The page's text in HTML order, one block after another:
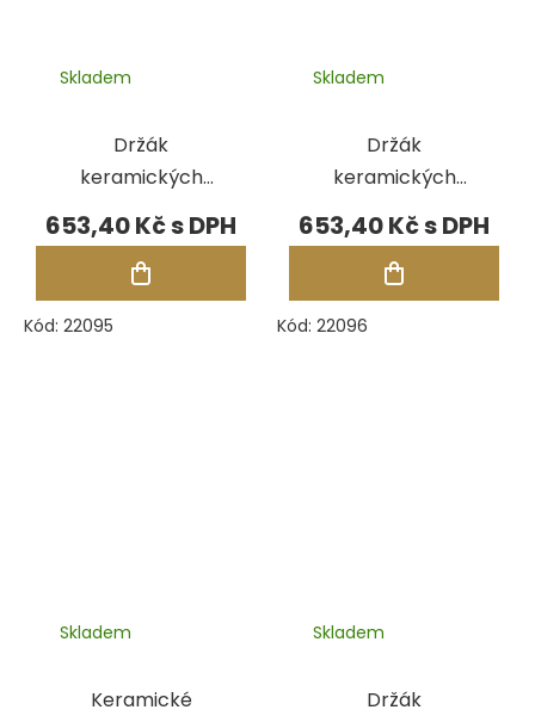
Držák
keramických
vláken 0,50x0,50
mm, sada
Skladem
653,40 Kč
Kód: 22095
Držák
keramických
vláken 0,90x0,90
mm, sada
Skladem
653,40 Kč
Kód: 22096
Keramické
Skladem
Držák
Skladem